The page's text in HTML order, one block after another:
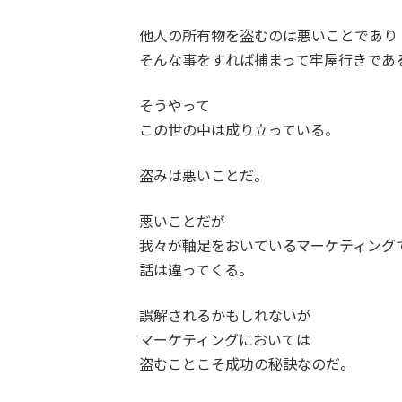
他人の所有物を盗むのは悪いことであり
そんな事をすれば捕まって牢屋行きであ
そうやって
この世の中は成り立っている。
盗みは悪いことだ。
悪いことだが
我々が軸足をおいているマーケティング
話は違ってくる。
誤解されるかもしれないが
マーケティングにおいては
盗むことこそ成功の秘訣なのだ。